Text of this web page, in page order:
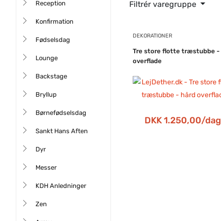
Reception
Konfirmation
Fødselsdag
Lounge
Backstage
Bryllup
Børnefødselsdag
Sankt Hans Aften
Dyr
Messer
KDH Anledninger
Zen
med påskebryg og
Vil du have lidt info om
Vi fejrer påske for at
genopstandelse.
”Pesach”, en jødisk fejring
under den egyptiske
:
disciple. Langfredag :
Filtrér varegruppe
DEKORATIONER
Tre store flotte træstubbe -
overflade
DKK 1.250,00/dag